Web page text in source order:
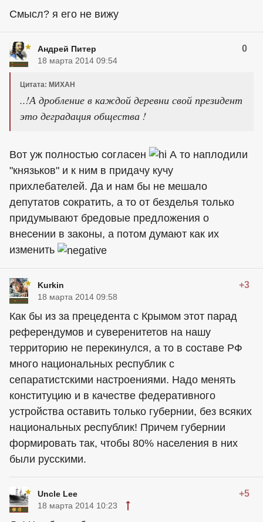
Смысл? я его не вижу
Андрей Питер 0
18 марта 2014 09:54
Цитата: МИХАН
..!А дробление в каждой деревни свой президент
это деградация общества !
Вот уж полностью согласен
А то наплодили
"князьков" и к ним в придачу кучу
прихлебателей. Да и нам бы не мешало
депутатов сократить, а то от безделья только
придумывают бредовые предложения о
внесении в законы, а потом думают как их
изменить
Kurkin +3
18 марта 2014 09:58
Как бы из за прецедента с Крымом этот парад
референдумов и суверенитетов на нашу
территорию не перекинулся, а то в составе РФ
много национальных республик с
сепаратистскими настроениями. Надо менять
конституцию и в качестве федеративного
устройства оставить только губернии, без всяких
национальных республик! Причем губернии
формировать так, чтобы 80% населения в них
были русскими.
Uncle Lee +5
18 марта 2014 10:23